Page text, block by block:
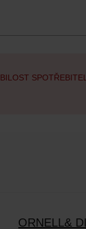
ORNELL&